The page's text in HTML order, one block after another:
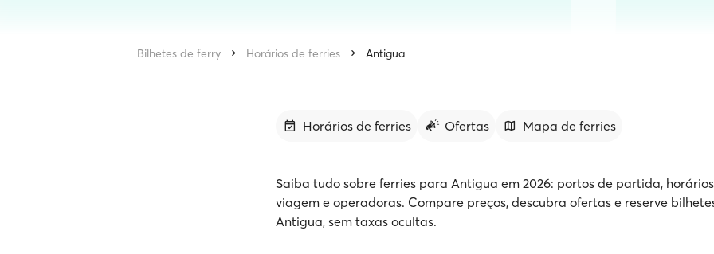
Bilhetes de ferry Horários de ferries Antigua
Horários de ferries Ofertas Mapa de ferries
Saiba tudo sobre ferries para Antigua em 2026: portos de partida,
viagem e operadoras. Compare preços, descubra ofertas e reserve
Antigua, sem taxas ocultas.